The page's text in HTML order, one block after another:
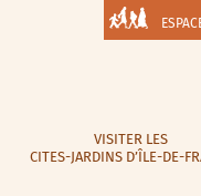
VISITER LES
CITES-JARDINS D’ÎLE-DE-